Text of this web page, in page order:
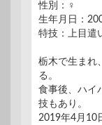
性別：♀
生年月日：
特技：上目遣
栃木で生まれ
る。
食事後、ハイ
技もあり。
2019年4月10